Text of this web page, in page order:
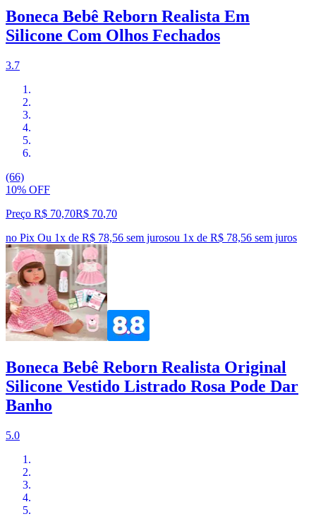
Boneca Bebê Reborn Realista Em
Silicone Com Olhos Fechados
3.7
(66)
10% OFF
Preço R$ 70,70R$ 70,70
no Pix Ou 1x de R$ 78,56 sem jurosou 1x de R$ 78,56 sem juros
Boneca Bebê Reborn Realista Original
Silicone Vestido Listrado Rosa Pode Dar
Banho
5.0